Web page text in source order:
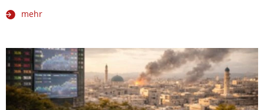
mehr